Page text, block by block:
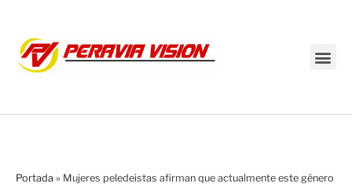
Portada » Mujeres peledeistas afirman que actualmente este género